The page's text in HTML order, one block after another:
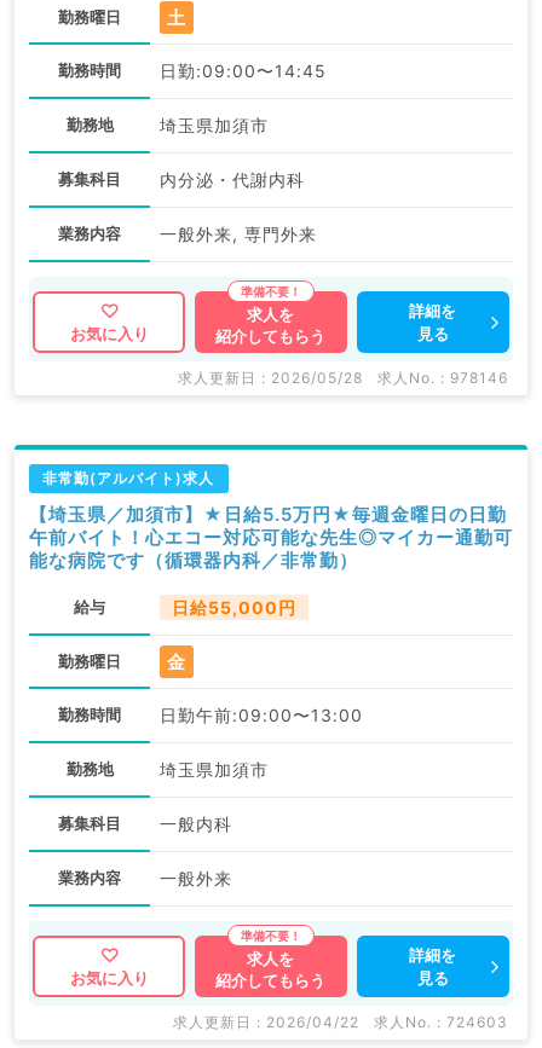
勤務曜日 土
勤務時間 日勤:09:00〜14:45
勤務地 埼玉県加須市
募集科目 内分泌・代謝内科
業務内容 一般外来, 専門外来
お気に入り
求人を
紹介してもらう
詳細を
見る
求人更新日 : 2026/05/28 求人No. : 978146
非常勤(アルバイト)求人
【埼玉県／加須市】★日給5.5万円★毎週金曜日の日勤
午前バイト！心エコー対応可能な先生◎マイカー通勤可
能な病院です（循環器内科／非常勤）
給与 日給55,000円
勤務曜日 金
勤務時間 日勤午前:09:00〜13:00
勤務地 埼玉県加須市
募集科目 一般内科
業務内容 一般外来
お気に入り
求人を
紹介してもらう
詳細を
見る
求人更新日 : 2026/04/22 求人No. : 724603